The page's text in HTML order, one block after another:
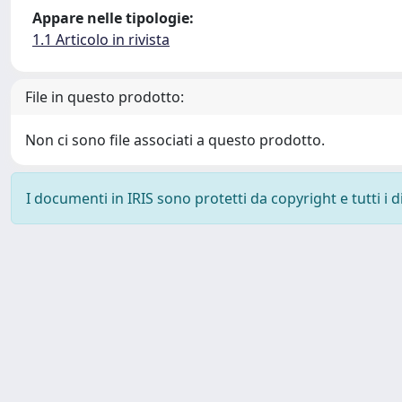
Appare nelle tipologie:
1.1 Articolo in rivista
File in questo prodotto:
Non ci sono file associati a questo prodotto.
I documenti in IRIS sono protetti da copyright e tutti i